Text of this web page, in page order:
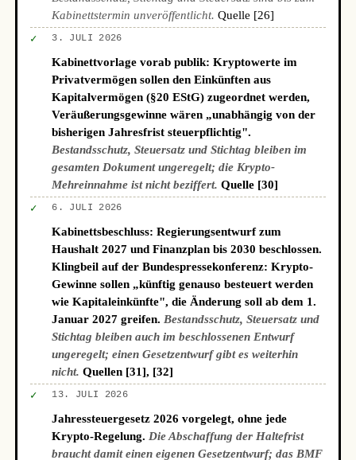
Kabinettstermin unveröffentlicht. Quelle [26]
✓ 3. JULI 2026
Kabinettvorlage vorab publik: Kryptowerte im
Privatvermögen sollen den Einkünften aus
Kapitalvermögen (§20 EStG) zugeordnet werden,
Veräußerungsgewinne wären „unabhängig von der
bisherigen Jahresfrist steuerpflichtig".
Bestandsschutz, Steuersatz und Stichtag bleiben im
gesamten Dokument ungeregelt; die Krypto-
Mehreinnahme ist nicht beziffert. Quelle [30]
✓ 6. JULI 2026
Kabinettsbeschluss: Regierungsentwurf zum
Haushalt 2027 und Finanzplan bis 2030 beschlossen.
Klingbeil auf der Bundespressekonferenz: Krypto-
Gewinne sollen „künftig genauso besteuert werden
wie Kapitaleinkünfte", die Änderung soll ab dem 1.
Januar 2027 greifen. Bestandsschutz, Steuersatz und
Stichtag bleiben auch im beschlossenen Entwurf
ungeregelt; einen Gesetzentwurf gibt es weiterhin
nicht. Quellen [31], [32]
✓ 13. JULI 2026
Jahressteuergesetz 2026 vorgelegt, ohne jede
Krypto-Regelung. Die Abschaffung der Haltefrist
braucht damit einen eigenen Gesetzentwurf; das BMF